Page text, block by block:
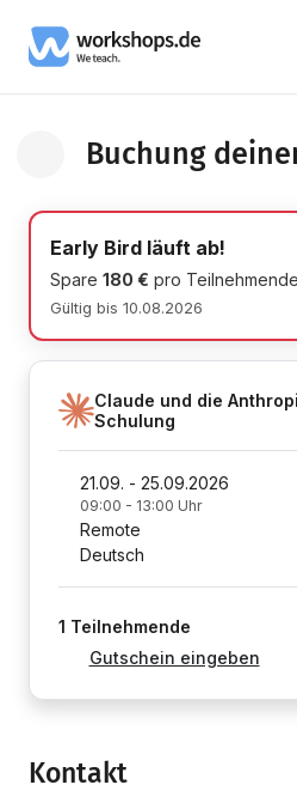
Zurück zur Schulung
Buchung
Kontakt
Early Bird läuft ab!
Spare 180 € pro
Gültig bis 10.08.2026
Claude und die
Schulung
21.09. - 25.09.2026
09:00 - 13:00 Uhr
Remote
Deutsch
1 Teilnehmende
Gutschein eingeben